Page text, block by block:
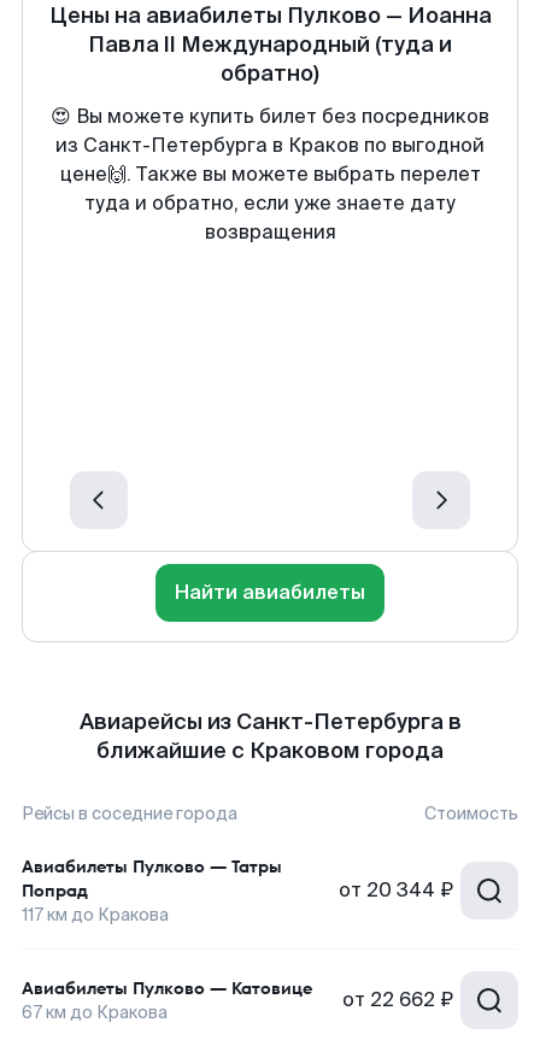
Цены на авиабилеты Пулково— Иоанна
Павла II Международный (туда и
обратно)
😍 Вы можете купить билет без посредников
из Санкт-Петербурга в Краков по выгодной
цене🙌. Также вы можете выбрать перелет
туда и обратно, если уже знаете дату
возвращения
Найти авиабилеты
Авиарейсы из Санкт-Петербурга в
ближайшие с Краковом города
Рейсы в соседние города Стоимость
Авиабилеты Пулково — Татры
Попрад
117км до Кракова
от 20 344 ₽
Авиабилеты Пулково — Катовице
67км до Кракова от 22 662 ₽